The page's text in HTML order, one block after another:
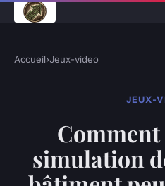
Accueil›Jeux-video
JEUX-
simulation